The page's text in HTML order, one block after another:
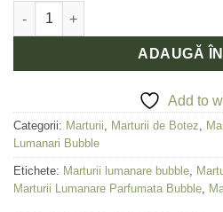
Cantitate Marturie Botez
ADAUGĂ
Add to
Categorii: Marturii, Marturii de Botez,
Lumanari Bubble
Etichete: Marturii lumanare bubble,
Marturii Lumanare Parfumata Bubble,